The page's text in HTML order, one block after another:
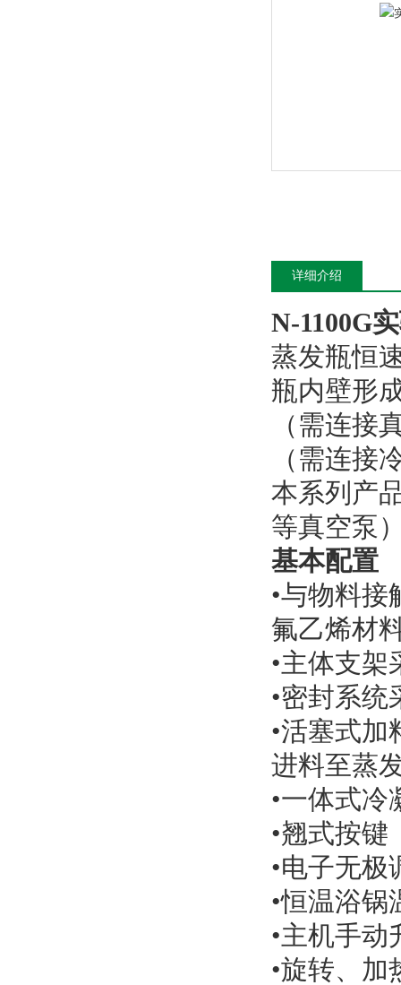
详细介绍
N-1100G
蒸发瓶恒
瓶内壁形
（需连接
（需连接
本系列产
等真空泵
基本配置
•与物料接
氟乙烯材
•主体支架
•密封系
•活塞式
进料至蒸
•一体式冷
•翘式按键
•电子无极
•恒温浴锅
•主机手
•旋转、加